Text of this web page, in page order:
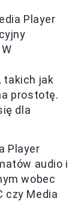
Player
takich jak
prostotę.
dla
Player
audio i
wobec
czy Media